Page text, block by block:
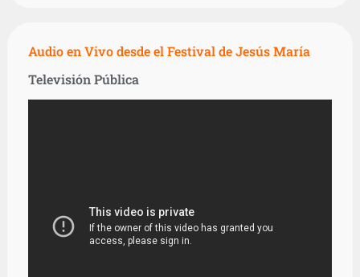
Audio en Vivo desde el Festival de Jesús María
Televisión Pública